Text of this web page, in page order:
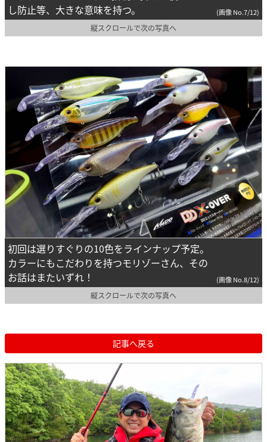
し防止等、大きな意味を持つ。
(画像 No.7/12)
縦スクロールで次の写真へ
初回は選りすぐりの10色をラインナップ予定。
カラーにもこだわりを持つモリゾーさん、その
お話はまたいずれ！
(画像 No.8/12)
縦スクロールで次の写真へ
記事へ戻る